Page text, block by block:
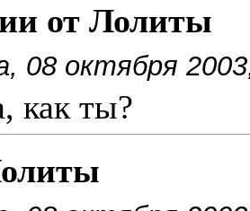
от Лолиты
08 октября
как ты?